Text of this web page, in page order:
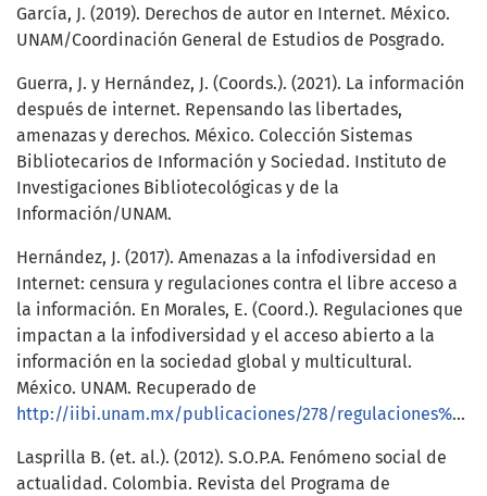
García, J. (2019). Derechos de autor en Internet. México.
UNAM/Coordinación General de Estudios de Posgrado.
Guerra, J. y Hernández, J. (Coords.). (2021). La información
después de internet. Repensando las libertades,
amenazas y derechos. México. Colección Sistemas
Bibliotecarios de Información y Sociedad. Instituto de
Investigaciones Bibliotecológicas y de la
Información/UNAM.
Hernández, J. (2017). Amenazas a la infodiversidad en
Internet: censura y regulaciones contra el libre acceso a
la información. En Morales, E. (Coord.). Regulaciones que
impactan a la infodiversidad y el acceso abierto a la
información en la sociedad global y multicultural.
México. UNAM. Recuperado de
http://iibi.unam.mx/publicaciones/278/regulaciones%20impactan%20infodiversidin%20Amenazas%20en%20Internet%20Jonathan%20Hernandez%20Perez.html
Lasprilla B. (et. al.). (2012). S.O.P.A. Fenómeno social de
actualidad. Colombia. Revista del Programa de